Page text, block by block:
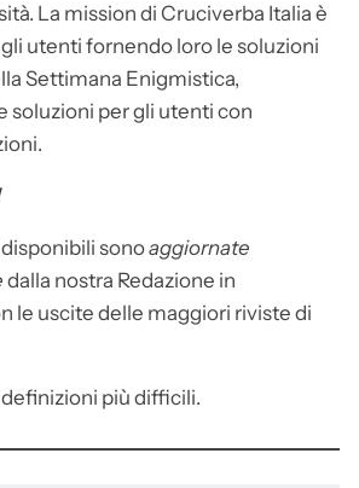
La mission di Cruciverba Italia è
utenti fornendo loro le soluzioni
Settimana Enigmistica,
soluzioni per gli utenti con
sonoaggiornate
dalla nostra Redazione in
le uscite delle maggiori riviste di
più difficili.